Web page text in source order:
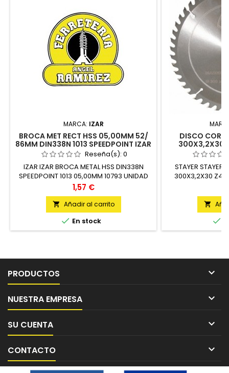
MARCA: IZAR
BROCA MET RECT HSS 05,00MM 52/
86MM DIN338N 1013 SPEEDPOINT IZAR
Reseña(s): 0
IZAR IZAR BROCA METAL HSS DIN338N
SPEEDPOINT 1013 05,00MM 10793 UNIDAD
Precio
1,57 €
 Añadir al carrito
 En stock
DISCO
300X3,2X30
STAYER STAYER
300X3,2X30 Z48


PRODUCTOS 
NUESTRA EMPRESA 
SU CUENTA 
CONTACTO 